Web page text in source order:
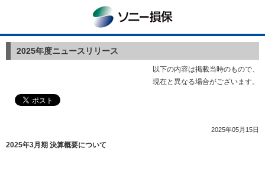
2025年度ニュースリリース
以下の内容は掲載当時のもので、
現在と異なる場合がございます。
2025年05月15日
2025年3月期 決算概要について